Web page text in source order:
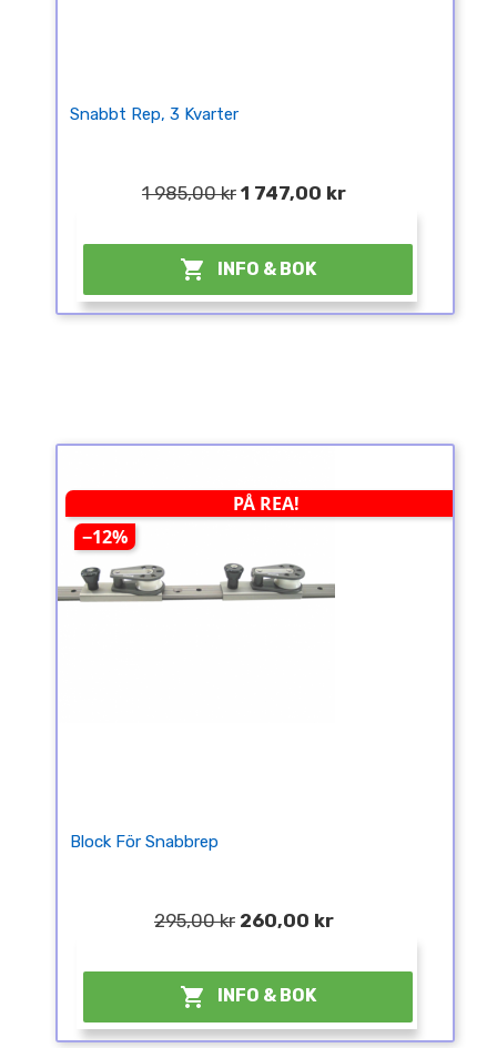
Snabbt Rep, 3 Kvarter
1 985,00 kr 1 747,00 kr
 INFO & BOK
PÅ REA!
−12%
Block För Snabbrep
295,00 kr 260,00 kr
 INFO & BOK